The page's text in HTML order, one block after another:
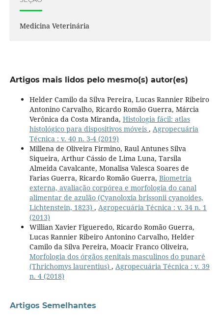
Medicina Veterinária
Artigos mais lidos pelo mesmo(s) autor(es)
Helder Camilo da Silva Pereira, Lucas Rannier Ribeiro
Antonino Carvalho, Ricardo Romão Guerra, Márcia
Verônica da Costa Miranda, Histologia fácil: atlas
histológico para dispositivos móveis , Agropecuária
Técnica : v. 40 n. 3-4 (2019)
Millena de Oliveira Firmino, Raul Antunes Silva
Siqueira, Arthur Cássio de Lima Luna, Tarsila
Almeida Cavalcante, Monalisa Valesca Soares de
Farias Guerra, Ricardo Romão Guerra, Biometria
externa, avaliação corpórea e morfologia do canal
alimentar de azulão (Cyanoloxia brissonii cyanoides,
Lichtenstein, 1823) , Agropecuária Técnica : v. 34 n. 1
(2013)
Willian Xavier Figueredo, Ricardo Romão Guerra,
Lucas Rannier Ribeiro Antonino Carvalho, Helder
Camilo da Silva Pereira, Moacir Franco Oliveira,
Morfologia dos órgãos genitais masculinos do punaré
(Thrichomys laurentius) , Agropecuária Técnica : v. 39
n. 4 (2018)
Artigos Semelhantes